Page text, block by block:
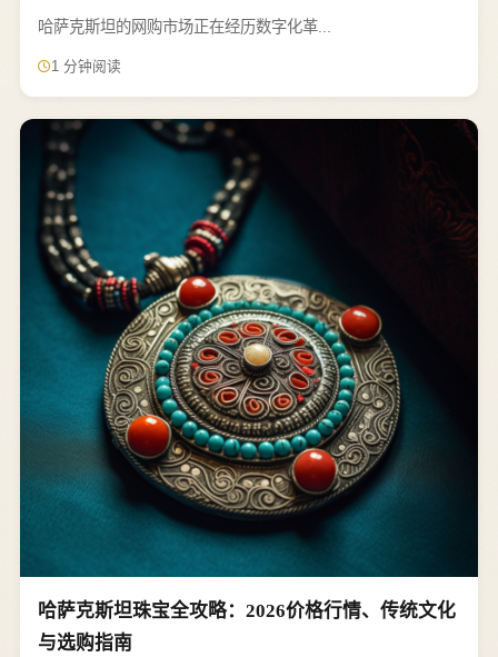
哈萨克斯坦的网购市场正在经历数字化革...
1 分钟阅读
哈萨克斯坦珠宝全攻略：2026价格行情、传统文化
与选购指南